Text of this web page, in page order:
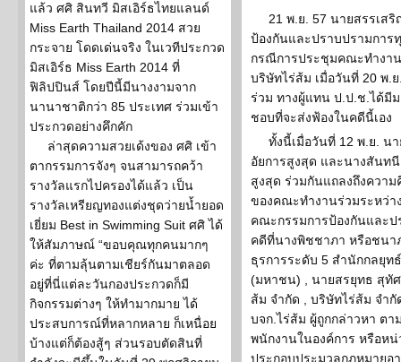
แล้ว ศศิ สินทวี มิสเอิร์ธไทยแลนด์
Miss Earth Thailand 2014 สวย
กระจาย โดดเด่นจริง ในเวทีประกวด
มิสเอิร์ธ Miss Earth 2014 ที่
ฟิลิปปินส์ โดยปีนี้มีนางงามจาก
นานาชาติกว่า 85 ประเทศ ร่วมเข้า
ประกวดอย่างคึกคัก
ล่าสุดความสวยเด้งของ ศศิ เข้า
ตากรรมการจังๆ จนสามารถคว้า
รางวัลแรกไปครองได้แล้ว เป็น
รางวัลเหรียญทองแต่งชุดว่ายน้ำยอด
เยี่ยม Best in Swimming Suit ศศิ ได้
ให้สัมภาษณ์ “ขอบคุณทุกคนมากๆ
ค่ะ ที่ตามลุ้นตามเชียร์กันมาตลอด
อยู่ที่นี่แต่ละวันกองประกวดก็มี
กิจกรรมต่างๆ ให้ทำมากมาย ได้
ประสบการณ์ที่หลากหลาย ก็เหนื่อย
บ้างแต่ก็ต้องสู้ๆ ส่วนรอบตัดสินที่
21 พ.ย. 57 นายสรรเส
ป้องกันและปราบปรามกา
กรณีการประชุมคณะทำงา
บริษัทไร่ส้ม เมื่อวันที่ 20 พ
ร่วม ทางผู้แทน ป.ป.ช.ได้มี
ชอบที่จะส่งฟ้องในคดีนี้เอง
ทั้งนี้เมื่อวันที่ 12 พ.ย. น
อัยการสูงสุด และนางสันท
สูงสุด ร่วมกันแถลงถึงควา
ของคณะทำงานร่วมระหว่า
คณะกรรมการป้องกันและ
คดีที่นางพิชชาภา หรือชนา
ธุรการระดับ 5 สำนักกลยุท
(มหาชน) , นายสรยุทธ สุทั
ส้ม จำกัด , บริษัทไร่ส้ม จำ
บจก.ไร่ส้ม ผู้ถูกกล่าวหา ต
พนักงานในองค์การ หรือหน่
ประกอบประมวลกฎหมาย